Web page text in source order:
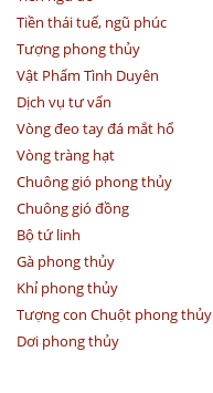
Tiền thái tuế, ngũ phúc
Tượng phong thủy
Vật Phẩm Tình Duyên
Dịch vụ tư vấn
Vòng đeo tay đá mắt hổ
Vòng tràng hạt
Chuông gió phong thủy
Chuông gió đồng
Bộ tứ linh
Gà phong thủy
Khỉ phong thủy
Tượng con Chuột phong thủy
Dơi phong thủy